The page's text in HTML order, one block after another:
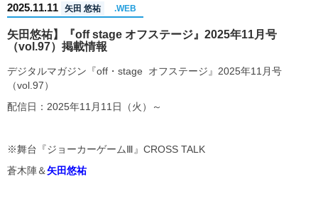
2025.11.11 矢田 悠祐 .WEB
矢田悠祐】『off stage オフステージ』2025年11月号
（vol.97）掲載情報
デジタルマガジン『off・stage オフステージ』2025年11月号
（vol.97）
配信日：2025年11月11日（火）～
※舞台『ジョーカーゲームⅢ』CROSS TALK
蒼木陣＆矢田悠祐